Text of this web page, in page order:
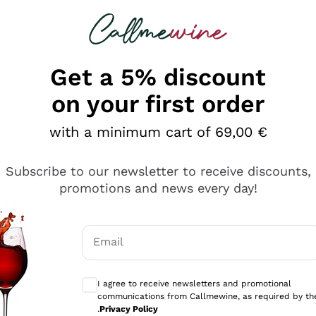
looking for
diversi e con un ampio range di prezzo. Le
Get a 5% discount
on your first order
with a minimum cart of 69,00 €
Subscribe to our newsletter to receive discounts,
promotions and news every day!
Email
I agree to receive newsletters and promotional
communications from Callmewine, as required by
.Privacy Policy